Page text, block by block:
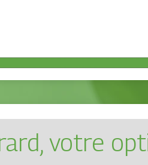
votre